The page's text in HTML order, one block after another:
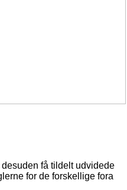
få tildelt udvidede
for de forskellige fora